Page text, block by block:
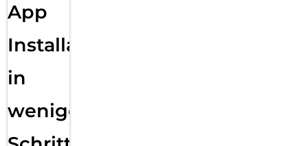
App
Installation
in
wenigen